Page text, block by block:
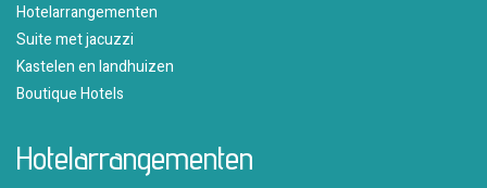
Hotelarrangementen
Suite met jacuzzi
Kastelen en landhuizen
Boutique Hotels
Hotelarrangementen